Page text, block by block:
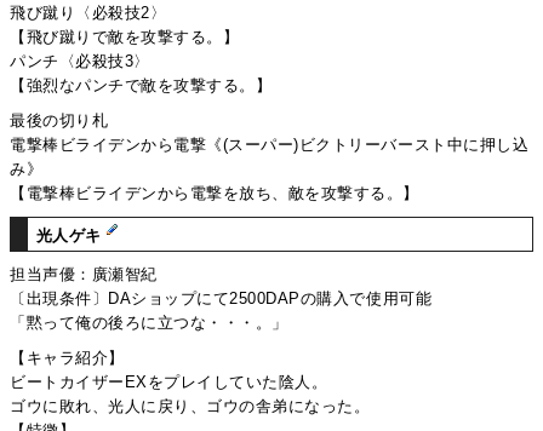
飛び蹴り〈必殺技2〉
【飛び蹴りで敵を攻撃する。】
パンチ〈必殺技3〉
【強烈なパンチで敵を攻撃する。】
最後の切り札
電撃棒ビライデンから電撃《(スーパー)ビクトリーバースト中に押し込
み》
【電撃棒ビライデンから電撃を放ち、敵を攻撃する。】
光人ゲキ
担当声優：廣瀬智紀
〔出現条件〕DAショップにて2500DAPの購入で使用可能
「黙って俺の後ろに立つな・・・。」
【キャラ紹介】
ビートカイザーEXをプレイしていた陰人。
ゴウに敗れ、光人に戻り、ゴウの舎弟になった。